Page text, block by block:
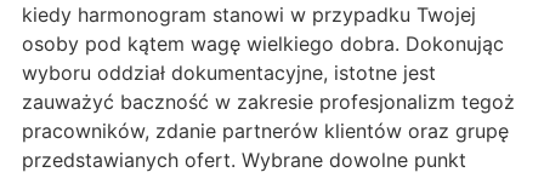
kiedy harmonogram stanowi w przypadku Twojej
osoby pod kątem wagę wielkiego dobra. Dokonując
wyboru oddział dokumentacyjne, istotne jest
zauważyć baczność w zakresie profesjonalizm tegoż
pracowników, zdanie partnerów klientów oraz grupę
przedstawianych ofert. Wybrane dowolne punkt